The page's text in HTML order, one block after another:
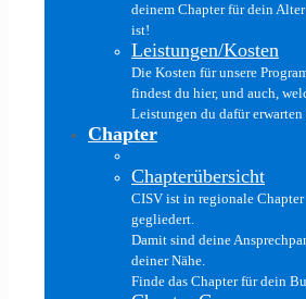
deinem Chapter für dein
ist!
Leistungen/Kosten
Die Kosten für unsere
findest du hier, und auch,
Leistungen du dafür erwarten
Chapter
Chapterübersicht
CISV ist in regionale Chapter
gegliedert.
Damit sind deine
deiner Nähe.
Finde das Chapter für dein